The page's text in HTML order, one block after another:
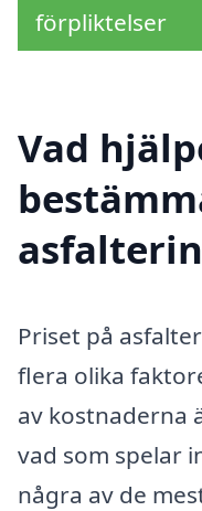
förpliktelser
Vad
Priset på
flera olika
av kostnaderna
vad som spelar
några av de